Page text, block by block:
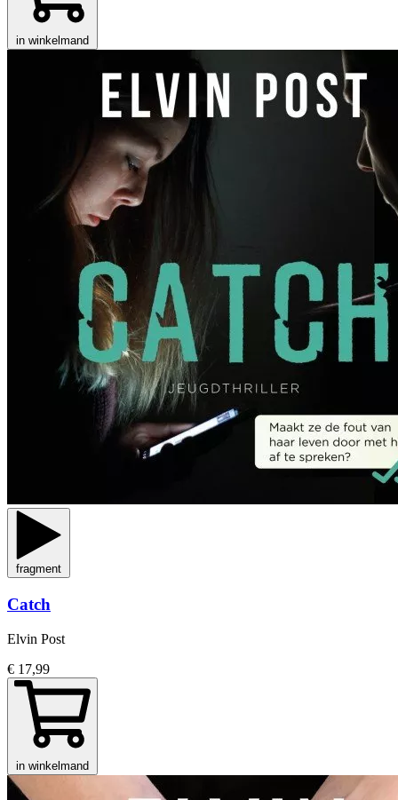
in winkelmand
fragment
Catch
Elvin Post
€ 17,99
in winkelmand